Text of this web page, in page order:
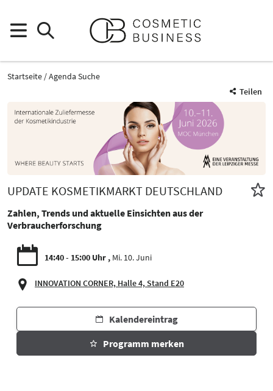
Startseite
Agenda Suche
Teilen
UPDATE KOSMETIKMARKT DEUTSCHLAND
Zahlen, Trends und aktuelle Einsichten aus der
Verbraucherforschung
14:40 - 15:00 Uhr Mi. 10. Juni
INNOVATION CORNER, Halle 4, Stand E20
Kalendereintrag
Programm merken